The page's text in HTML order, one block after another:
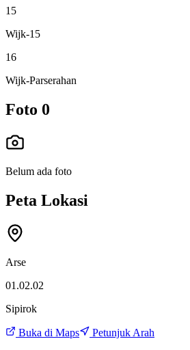
15
Wijk-15
16
Wijk-Parserahan
Foto 0
Belum ada foto
Peta Lokasi
Arse
01.02.02
Sipirok
Buka di Maps Petunjuk Arah